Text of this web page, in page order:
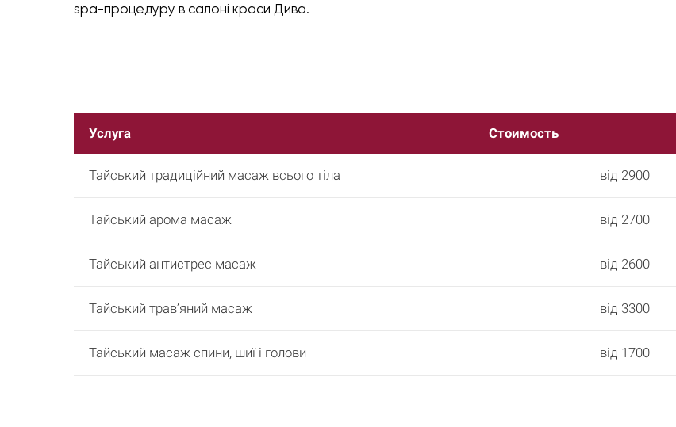
spa-процедуру в салоні краси Дива.
Услуга Стоимость
Тайський традиційний масаж всього тіла від 2900
Тайський арома масаж від 2700
Тайський антистрес масаж від 2600
Тайський трав’яний масаж від 3300
Тайський масаж спини, шиї і голови від 1700